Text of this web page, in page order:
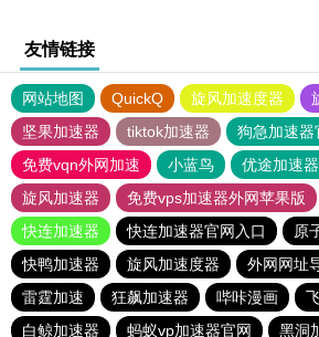
友情链接
网站地图 QuickQ 旋风加速度器
坚果加速器
tiktok加速器
狗急加速器
免费vqn外网加速
小蓝鸟 优途加速
旋风加速器
免费vps加速器外网苹果版
快连加速器
快连加速器官网入口
原
快鸭加速器
旋风加速度器 外网网址
雷霆加速
狂飙加速器 哔咔漫画
白鲸加速器
蚂蚁vp加速器官网 黑洞